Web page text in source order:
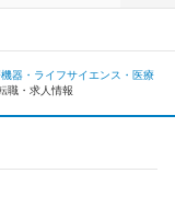
器・ライフサイエンス・医療
職・求人情報